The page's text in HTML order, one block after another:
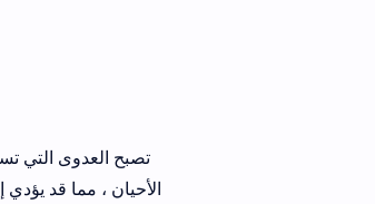
تصبح العدوى التي
الأحيان ، مما قد